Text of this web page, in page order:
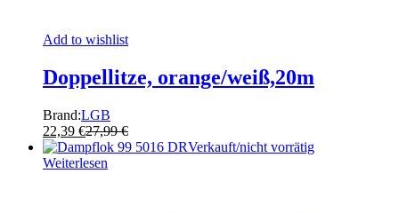
Add to wishlist
Doppellitze, orange/weiß,20m
Brand:LGB
22,39 €27,99€
Verkauft/nicht vorrätig
Weiterlesen